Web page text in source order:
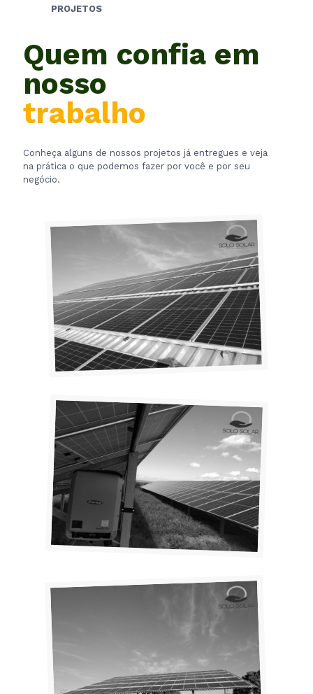
PROJETOS
Quem confia em
nosso
trabalho
Conheça alguns de nossos projetos já entregues e veja
na prática o que podemos fazer por você e por seu
negócio.